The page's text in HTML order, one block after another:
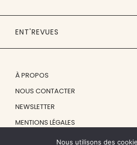
ENT'REVUES
À PROPOS
NOUS CONTACTER
NEWSLETTER
MENTIONS LÉGALES
Nous utilisons des